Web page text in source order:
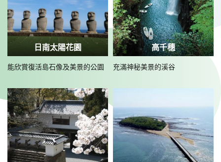
日南太陽花園
能欣賞復活島石像及美景的公園
高千穗
充滿神秘美景的溪谷